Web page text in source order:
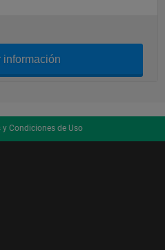
información
Condiciones de Uso